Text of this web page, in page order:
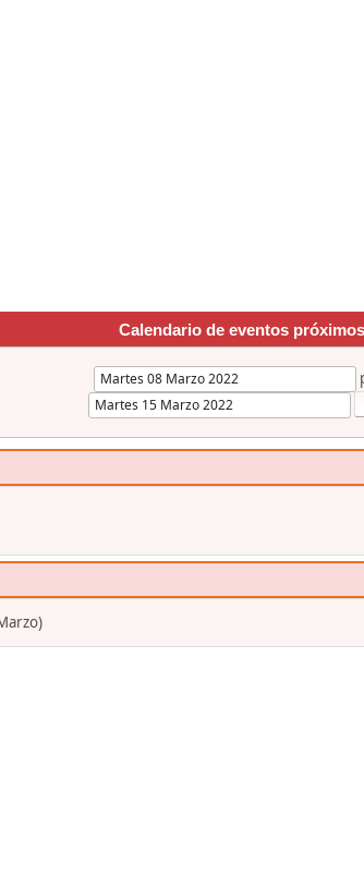
Calendario de eventos próximos